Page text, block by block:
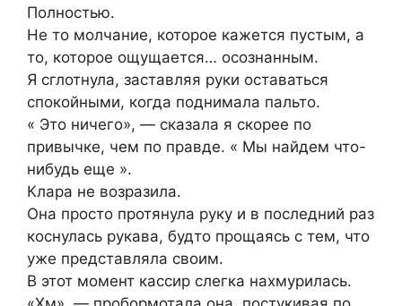
Полностью.
Не то молчание, которое кажется пустым, а
то, которое ощущается… осознанным.
Я сглотнула, заставляя руки оставаться
спокойными, когда поднимала пальто.
« Это ничего», — сказала я скорее по
привычке, чем по правде. « Мы найдем что-
нибудь еще ».
Клара не возразила.
Она просто протянула руку и в последний раз
коснулась рукава, будто прощаясь с тем, что
уже представляла своим.
В этот момент кассир слегка нахмурилась.